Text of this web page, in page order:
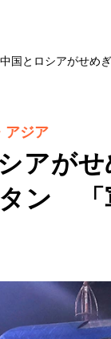
中国とロシアがせめ
アが
ン 「
アジア